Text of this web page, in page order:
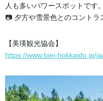
人も多いパワースポットです。
📷 夕方や雪景色とのコントラ
【美瑛観光協会】
https://www.biei-hokkaido.jp/